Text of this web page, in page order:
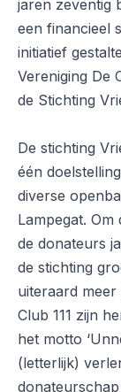
jaren zeventig
een financieel
initiatief
Vereniging De
de Stichting
De stichting
één
diverse
Lampegat.
de donateurs
de stichting
uiteraard
Club 111 zijn
het motto
(letterlijk)